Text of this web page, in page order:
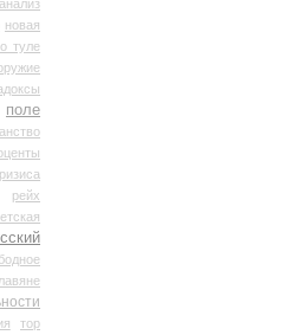
новая
туле
поле
рейх
тор